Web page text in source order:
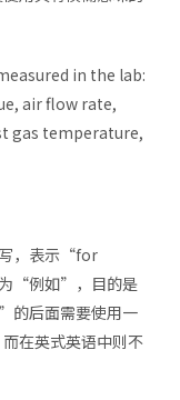
in the lab:
air flow rate,
gas temperature,
，表示“for
“例如”，目的是
的后面需要使用一
在英式英语中则不